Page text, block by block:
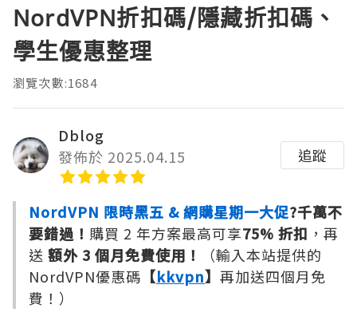
NordVPN折扣碼/隱藏折扣碼、
學生優惠整理
瀏覽次數:1684
Dblog
發佈於 2025.04.15
追蹤
NordVPN 限時黑五 & 網購星期一大促?千萬不
要錯過！ 購買 2 年方案最高可享75% 折扣 ，再
送 額外 3 個月免費使用！
（輸入本站提供的
NordVPN優惠碼 【kkvpn】 再加送四個月免
費！）